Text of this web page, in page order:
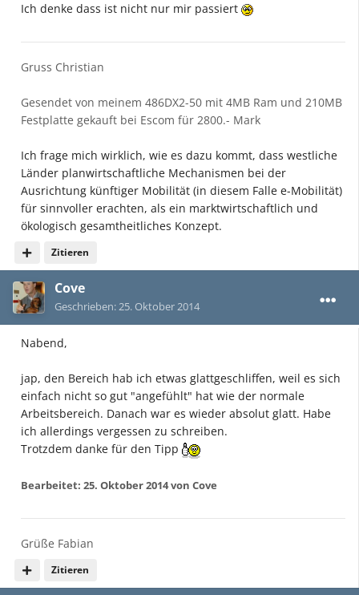
Ich denke dass ist nicht nur mir passiert
Zitieren
Gruss Christian
Gesendet von meinem 486DX2-50 mit 4MB Ram und 210MB
Festplatte gekauft bei Escom für 2800.- Mark
Ich frage mich wirklich, wie es dazu kommt, dass westliche
Länder planwirtschaftliche Mechanismen bei der
Ausrichtung künftiger Mobilität (in diesem Falle e-Mobilität)
für sinnvoller erachten, als ein marktwirtschaftlich und
ökologisch gesamtheitliches Konzept.
Cove
Geschrieben:25. Oktober 2014
Nabend,
jap, den Bereich hab ich etwas glattgeschliffen, weil es sich
einfach nicht so gut "angefühlt" hat wie der normale
Arbeitsbereich. Danach war es wieder absolut glatt. Habe
ich allerdings vergessen zu schreiben.
Trotzdem danke für den Tipp
Bearbeitet: 25. Oktober 2014von Cove
Zitieren
Grüße Fabian